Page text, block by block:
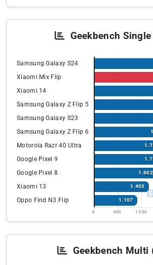
Geekbench
Samsung Galaxy S24
Xiaomi Mix Flip
Xiaomi 14
Samsung Galaxy Z Flip 5
Samsung Galaxy S23
Samsung Galaxy Z Flip 6
Motorola Razr 40 Ultra
Google Pixel 9
Google Pixel 8 1.602
Xiaomi 13 1.405
Oppo Find N3 Flip 1.107
0 600 1.200
Geekbench Multi